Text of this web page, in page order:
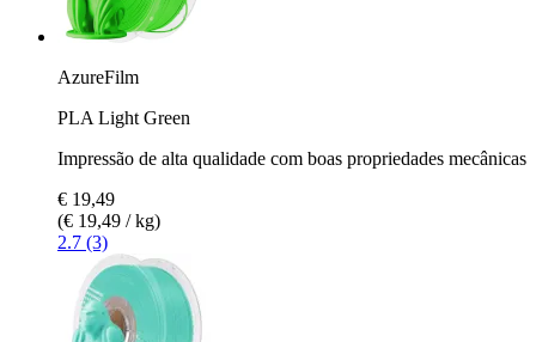
AzureFilm
PLA Light Green
Impressão de alta qualidade com boas propriedades mecânicas
€ 19,49
(€ 19,49 / kg)
2.7 (3)